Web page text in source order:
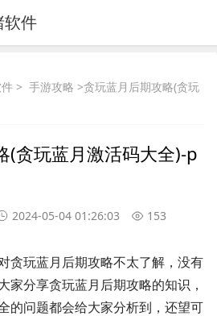
软件
> 手游攻略 >贪玩蓝月后期攻略(贪玩
(贪玩蓝月激活码大全)-p
2024-05-04 01:26:03 153
贪玩蓝月后期攻略不太了解，没有
家分享贪玩蓝月后期攻略的知识，
的问题都会给大家分析到，还望可